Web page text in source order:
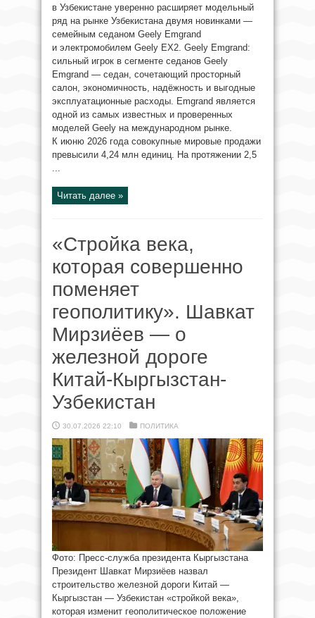
в Узбекистане уверенно расширяет модельный
ряд на рынке Узбекистана двумя новинками —
семейным седаном Geely Emgrand
и электромобилем Geely EX2. Geely Emgrand:
сильный игрок в сегменте седанов Geely
Emgrand — седан, сочетающий просторный
салон, экономичность, надёжность и выгодные
эксплуатационные расходы. Emgrand является
одной из самых известных и проверенных
моделей Geely на международном рынке.
К июню 2026 года совокупные мировые продажи
превысили 4,24 млн единиц. На протяжении 2,5
...
Читать далее »
«Стройка века,
которая совершенно
поменяет
геополитику». Шавкат
Мирзиёев — о
железной дороге
Китай-Кыргызстан-
Узбекистан
30.07.2026 22:10 ПОЛИТИКА
Фото: Пресс-служба президента Кыргызстана
Президент Шавкат Мирзиёев назвал
строительство железной дороги Китай —
Кыргызстан — Узбекистан «стройкой века»,
которая изменит геополитическое положение